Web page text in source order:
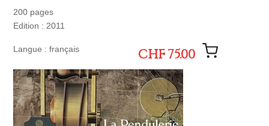
200 pages
Edition : 2011
Langue : français CHF 75.00